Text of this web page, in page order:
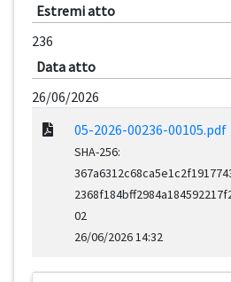
Estremi atto
236
Data atto
26/06/2026
05-2026-00236-00105.pdf
SHA-256:
02
26/06/2026 14:32